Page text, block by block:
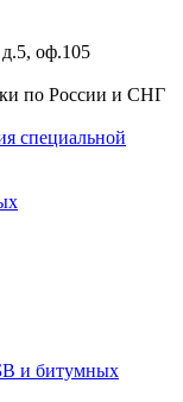
оф.105
по России и СНГ
специальной
и битумных